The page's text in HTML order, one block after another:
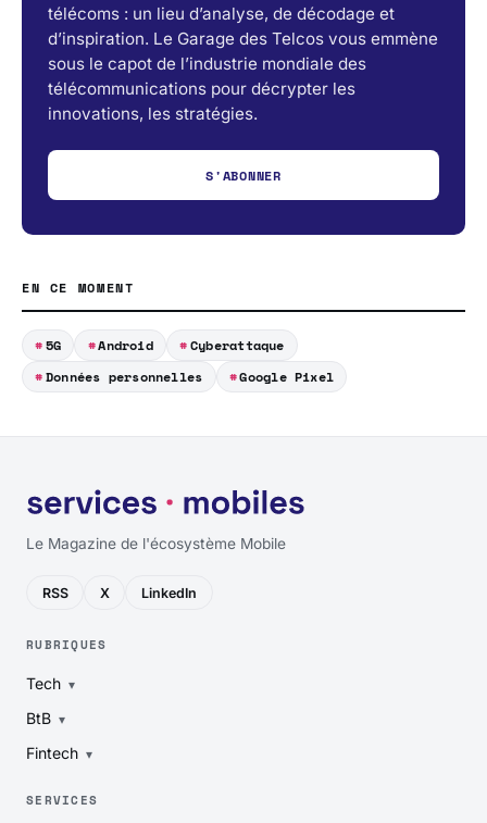
télécoms : un lieu d’analyse, de décodage et
d’inspiration. Le Garage des Telcos vous emmène
sous le capot de l’industrie mondiale des
télécommunications pour décrypter les
innovations, les stratégies.
S'ABONNER
EN CE MOMENT
5G Android
Cyberattaque
Données personnelles
Google Pixel
Le Magazine de l'écosystème Mobile
RSS X LinkedIn
RUBRIQUES
Tech
BtB
Fintech
SERVICES